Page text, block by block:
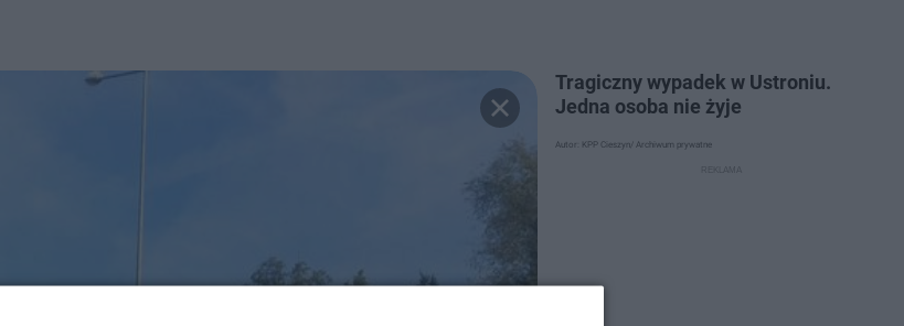
Tragiczny wypadek w Ustroniu.
Jedna osoba nie żyje
Autor: KPP Cieszyn/ Archiwum prywatne